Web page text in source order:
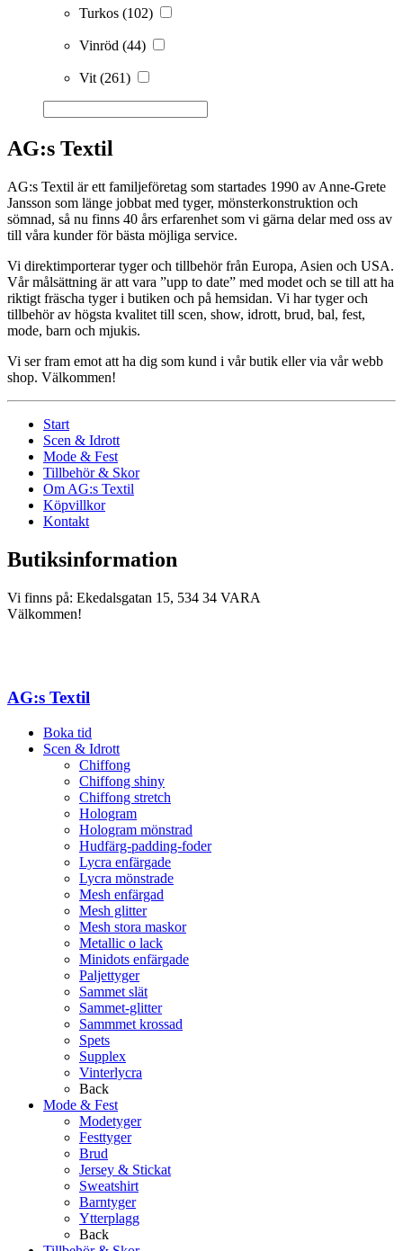
Turkos (102)
Vinröd (44)
Vit (261)
AG:s Textil
AG:s Textil är ett familjeföretag som startades 1990 av Anne-Grete
Jansson som länge jobbat med tyger, mönsterkonstruktion och
sömnad, så nu finns 40 års erfarenhet som vi gärna delar med oss av
till våra kunder för bästa möjliga service.
Vi direktimporterar tyger och tillbehör från Europa, Asien och USA.
Vår målsättning är att vara ”upp to date” med modet och se till att ha
riktigt fräscha tyger i butiken och på hemsidan. Vi har tyger och
tillbehör av högsta kvalitet till scen, show, idrott, brud, bal, fest,
mode, barn och mjukis.
Vi ser fram emot att ha dig som kund i vår butik eller via vår webb
shop. Välkommen!
Start
Scen & Idrott
Mode & Fest
Tillbehör & Skor
Om AG:s Textil
Köpvillkor
Kontakt
Butiksinformation
Vi finns på: Ekedalsgatan 15, 534 34 VARA
Välkommen!
AG:s Textil
Boka tid
Scen & Idrott
Chiffong
Chiffong shiny
Chiffong stretch
Hologram
Hologram mönstrad
Hudfärg-padding-foder
Lycra enfärgade
Lycra mönstrade
Mesh enfärgad
Mesh glitter
Mesh stora maskor
Metallic o lack
Minidots enfärgade
Paljettyger
Sammet slät
Sammet-glitter
Sammmet krossad
Spets
Supplex
Vinterlycra
Back
Mode & Fest
Modetyger
Festtyger
Brud
Jersey & Stickat
Sweatshirt
Barntyger
Ytterplagg
Back